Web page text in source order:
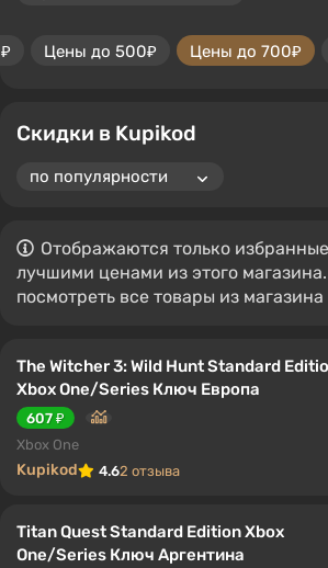
Цены до 500₽ Цены до 700₽
Скидки в Kupikod
Отображаются только
лучшими ценами из этого
посмотреть все товары из магазина
The Witcher 3: Wild Hunt Standard
Xbox One/Series Ключ Европа
607 ₽
Xbox One
Kupikod 4.62 отзыва
Titan Quest Standard Edition Xbox
One/Series Ключ Аргентина